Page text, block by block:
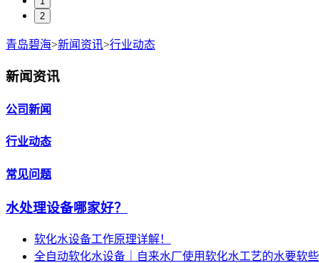
2
青岛碧海>新闻资讯>行业动态
新闻资讯
公司新闻
行业动态
常见问题
水处理设备哪家好？
软化水设备工作原理详解！
全自动软化水设备｜自来水厂使用软化水工艺的水要软些